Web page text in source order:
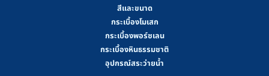
สีและขนาด
กระเบื้องโมเสก
กระเบื้องพอร์ซเลน
กระเบื้องหินธรรมชาติ
อุปกรณ์สระว่ายน้ำ